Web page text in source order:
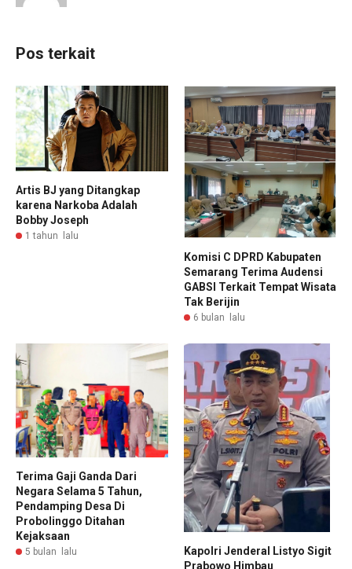
Pos terkait
Artis BJ yang Ditangkap
karena Narkoba Adalah
Bobby Joseph
1 tahun lalu
Komisi C DPRD Kabupaten
Semarang Terima Audensi
GABSI Terkait Tempat Wisata
Tak Berijin
6 bulan lalu
Terima Gaji Ganda Dari
Negara Selama 5 Tahun,
Pendamping Desa Di
Probolinggo Ditahan
Kejaksaan
5 bulan lalu
Kapolri Jenderal Listyo Sigit
Prabowo Himbau